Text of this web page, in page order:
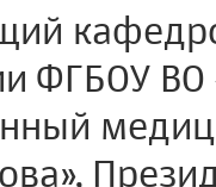
ФГБОУ